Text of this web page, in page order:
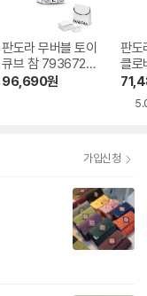
판도라 무버블 토이
큐브 참 793672C
01
96,690원
판도
클로
참
가입신청